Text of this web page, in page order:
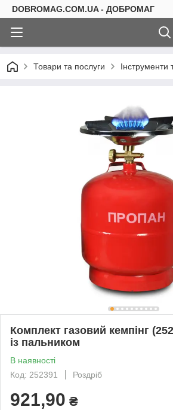
DOBROMAG.COM.UA - ДОБРОМАГ
Товари та послуги Інструменти
Комплект газовий кемпінг
із пальником
В наявності
Код: 252391
Роздріб
921,90 ₴